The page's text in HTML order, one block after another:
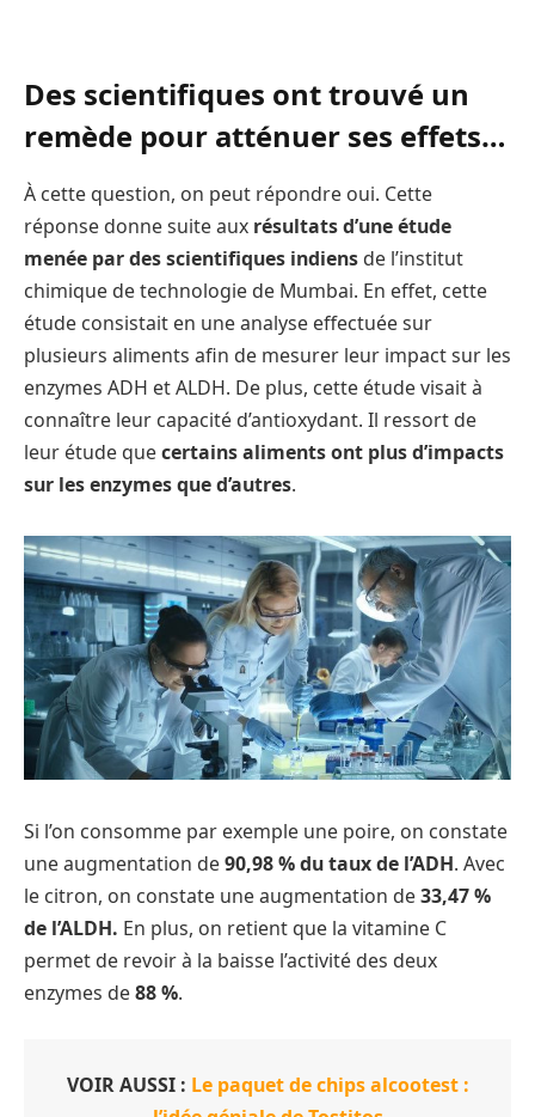
Des scientifiques ont trouvé un
remède pour atténuer ses effets…
À cette question, on peut répondre oui. Cette
réponse donne suite aux résultats d’une étude
menée par des scientifiques indiens de l’institut
chimique de technologie de Mumbai. En effet, cette
étude consistait en une analyse effectuée sur
plusieurs aliments afin de mesurer leur impact sur les
enzymes ADH et ALDH. De plus, cette étude visait à
connaître leur capacité d’antioxydant. Il ressort de
leur étude quecertains aliments ont plus d’impacts
sur les enzymes que d’autres.
Si l’on consomme par exemple une poire, on constate
une augmentation de90,98 % du taux de l’ADH. Avec
le citron, on constate une augmentation de33,47 %
de l’ALDH. En plus, on retient que la vitamine C
permet de revoir à la baisse l’activité des deux
enzymes de88 %.
VOIR AUSSI : Le paquet de chips alcootest :